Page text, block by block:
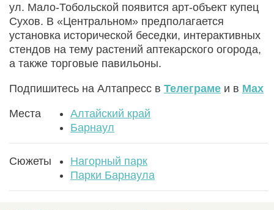
ул. Мало-Тобольской появится арт-объект купец
Сухов. В «Центральном» предполагается
установка исторической беседки, интерактивных
стендов на тему растений аптекарского огорода,
а также торговые павильоны.
Подпишитесь на Алтапресс в Телеграме и в Max
Места
Алтайский край
Барнаул
Сюжеты
Нагорный парк
Парки Барнаула